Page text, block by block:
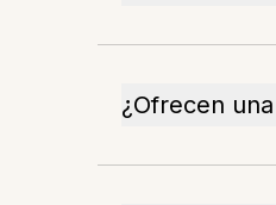
¿Ofrecen